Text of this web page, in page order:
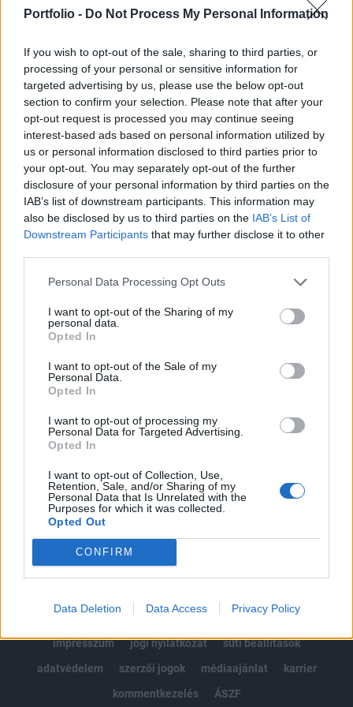
Portfolio - Do Not Process My Personal Information
If you wish to opt-out of the sale, sharing to third parties, or
processing of your personal or sensitive information for
targeted advertising by us, please use the below opt-out
section to confirm your selection. Please note that after your
opt-out request is processed you may continue seeing
interest-based ads based on personal information utilized by
us or personal information disclosed to third parties prior to
your opt-out. You may separately opt-out of the further
disclosure of your personal information by third parties on the
IAB’s list of downstream participants. This information may
also be disclosed by us to third parties on the IAB’s List of
Downstream Participants that may further disclose it to other
Personal Data Processing Opt Outs
I want to opt-out of the Sharing of my
personal data.
Opted In
I want to opt-out of the Sale of my
Personal Data.
Opted In
I want to opt-out of processing my
Personal Data for Targeted Advertising.
Opted In
I want to opt-out of Collection, Use,
Retention, Sale, and/or Sharing of my
Personal Data that Is Unrelated with the
Purposes for which it was collected.
Opted Out
CONFIRM
Data Deletion Data Access Privacy Policy
elhalasztását, amennyiben London "azt igazolni
A szerződést nem lehet újratárgyalni, de ha briteknek több
időre van szükségük, meg tudjuk vizsgálni a halasztási
kérelmet- fogalmazott a francia elnök Angela Merkel német
kancellárral tartott közös sajtótájékoztatóján a francia
elnöki hivatalban. "Ahogy Michel Barnier (uniós főtárgyaló)
is mondta, nincs több időnk, amire most mindannyiunknak
szüksége van, az egy döntés"...
KEDVES OLVASÓNK!
tartozik, melynek olvasása előfizetéses
regisztrációhoz kötött.
Az előfizetés a következőket tartalmazza:
Kötéslisták: BÉT elmúlt 2 év napon belüli
kötéslistái
Előfizetés
MÁR ELŐFIZETŐNK VAGY?BEJELENTKEZÉS
impresszum
jogi nyilatkozat
süti beállítások
adatvédelem
szerzői jogok médiaajánlat
karrier
kommentkezelés
ÁSZF